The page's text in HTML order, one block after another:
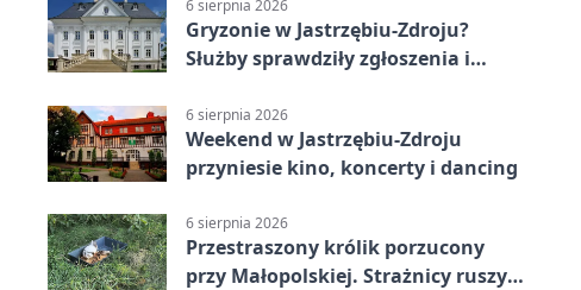
6 sierpnia 2026
Gryzonie w Jastrzębiu-Zdroju?
Służby sprawdziły zgłoszenia i
6 sierpnia 2026
Weekend w Jastrzębiu-Zdroju
przyniesie kino, koncerty i dancing
6 sierpnia 2026
Przestraszony królik porzucony
przy Małopolskiej. Strażnicy ruszyli